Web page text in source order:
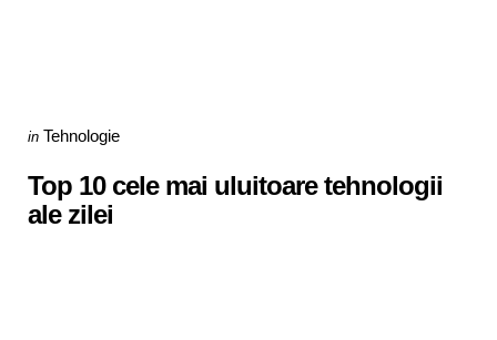
Categories
Posted
in Tehnologie
Top 10 cele mai uluitoare tehnologii
ale zilei